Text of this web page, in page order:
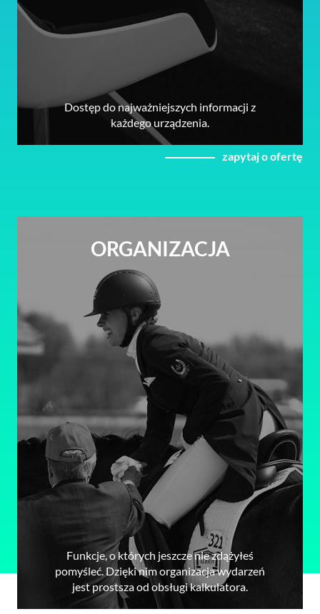
Dostęp do najważniejszych informacji z
każdego urządzenia.
zapytaj o ofertę
ORGANIZACJA
Funkcje, o których jeszcze nie zdążyłeś
pomyśleć. Dzięki nim organizacja wydarzeń
jest prostsza od obsługi kalkulatora.